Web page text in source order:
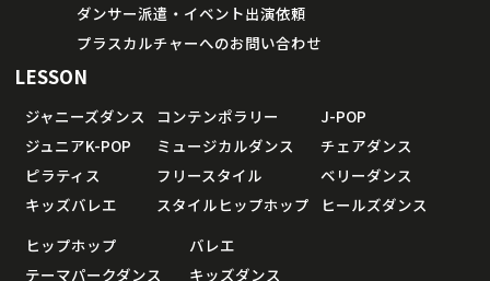
ダンサー派遣・イベント出演依頼
プラスカルチャーへのお問い合わせ
LESSON
ジャニーズダンス
ジュニアK-POP
ピラティス
キッズバレエ
コンテンポラリー
ミュージカルダンス
フリースタイル
スタイルヒップホップ
J-POP
チェアダンス
ベリーダンス
ヒールズダンス
ヒップホップ
テーマパークダンス
バレエ
キッズダンス